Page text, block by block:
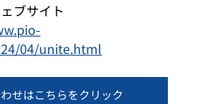
ブサイト
04/unite.html
せはこちらをクリック